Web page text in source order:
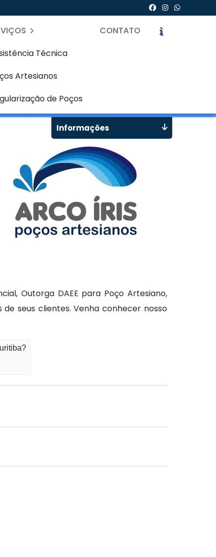
Técnica
Artesianos
de Poços
CONTATO
- Curitiba
Outorga DAEE para Poço Artesiano,
seus clientes. Venha conhecer nosso
Informações